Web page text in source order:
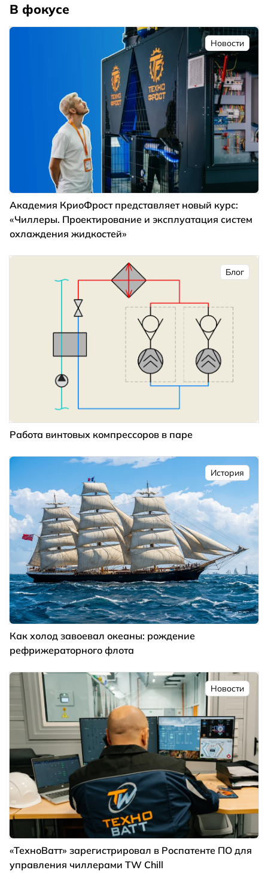
В фокусе
Новости
Академия КриоФрост представляет новый курс:
«Чиллеры. Проектирование и эксплуатация систем
охлаждения жидкостей»
Блог
Работа винтовых компрессоров в паре
История
Как холод завоевал океаны: рождение
рефрижераторного флота
Новости
«ТехноВатт» зарегистрировал в Роспатенте ПО для
управления чиллерами TW Chill